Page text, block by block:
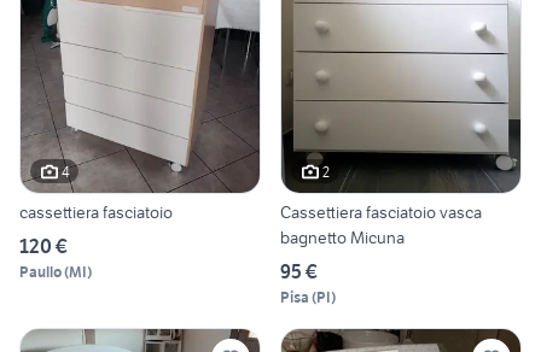
4
cassettiera fasciatoio
120 €
Paullo(MI)
2
Cassettiera fasciatoio vasca
bagnetto Micuna
95 €
Pisa (PI)